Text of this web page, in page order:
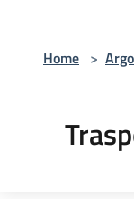
Home >